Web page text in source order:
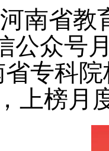
南省
公众号
专科
上榜月